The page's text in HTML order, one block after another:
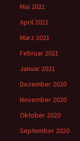
Mai 2021
April 2021
März 2021
Februar 2021
Januar 2021
Dezember 2020
November 2020
Oktober 2020
September 2020